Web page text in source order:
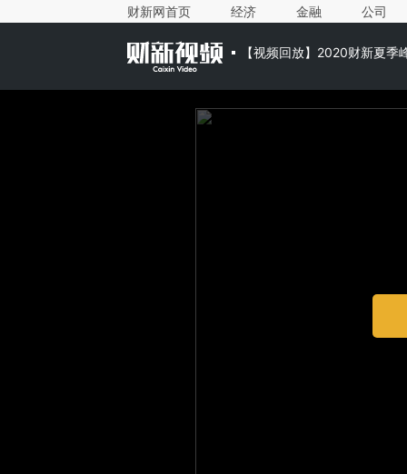
财新网首页 经济 金融 公司
【视频回放】2020财新夏季